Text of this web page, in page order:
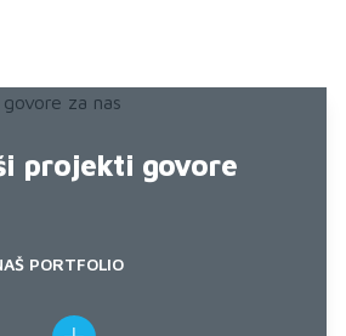
projekti govore
PORTFOLIO